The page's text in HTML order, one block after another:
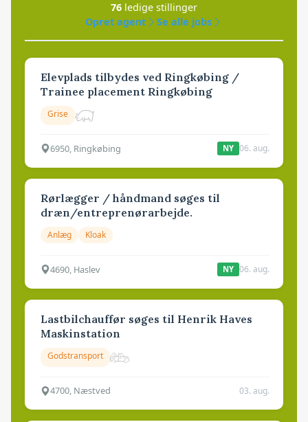
76 ledige stillinger
Opret agent
Se alle jobs
Elevplads tilbydes ved Ringkøbing /
Trainee placement Ringkøbing
Grise
6950, Ringkøbing NY 06. aug.
Rørlægger / håndmand søges til
dræn/entreprenørarbejde.
Anlæg Kloak
4690, Haslev NY 06. aug.
Lastbilchauffør søges til Henrik Haves
Maskinstation
Godstransport
4700, Næstved 03. aug.